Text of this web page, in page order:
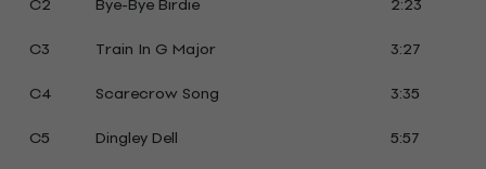
C3
Train In G Major
3:27
C4
Scarecrow Song
3:35
C5
Dingley Dell
5:57